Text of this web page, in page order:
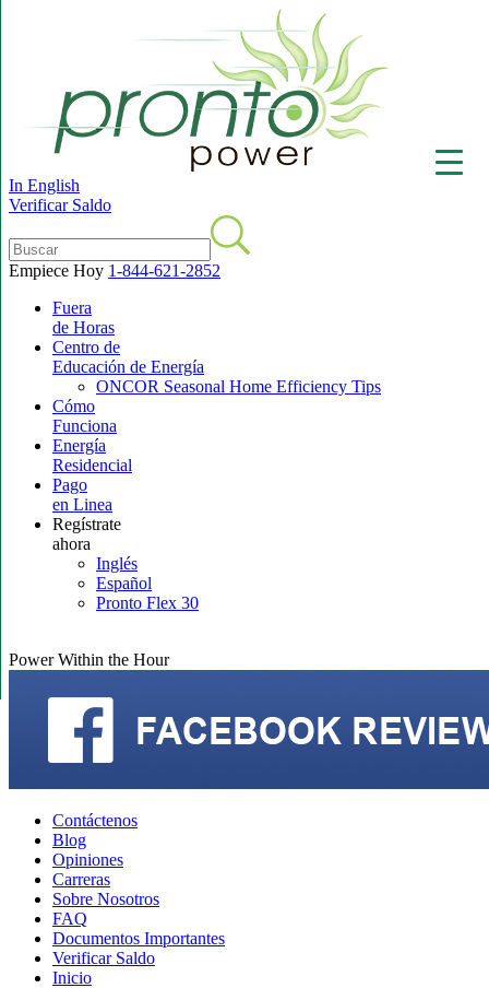
In English
Verificar Saldo
Empiece Hoy 1-844-621-2852
Fuera
de Horas
Centro de
Educación de Energía
ONCOR Seasonal Home Efficiency Tips
Cómo
Funciona
Energía
Residencial
Pago
en Linea
Regístrate
ahora
Inglés
Español
Pronto Flex 30
Power Within the Hour
Contáctenos
Blog
Opiniones
Carreras
Sobre Nosotros
FAQ
Documentos Importantes
Verificar Saldo
Inicio
▼